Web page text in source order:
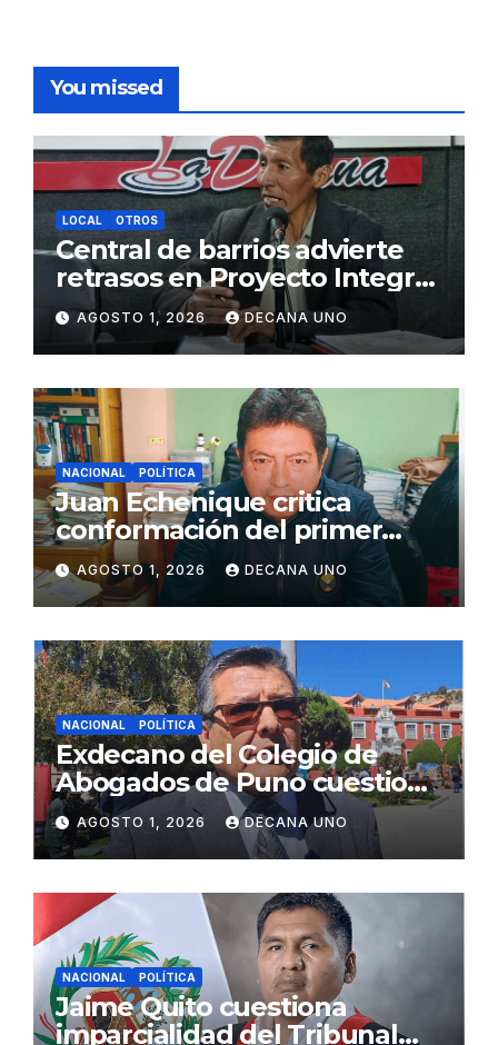
You missed
LOCAL OTROS
Central de barrios advierte
retrasos en Proyecto Integral
de Agua y Alcantarillado para
Juliaca
AGOSTO 1, 2026 DECANA UNO
NACIONAL POLÍTICA
Juan Echenique critica
conformación del primer
gabinete ministerial de Keiko
Fujimori
AGOSTO 1, 2026 DECANA UNO
NACIONAL POLÍTICA
Exdecano del Colegio de
Abogados de Puno cuestiona
propuestas sobre seguridad
ciudadana
AGOSTO 1, 2026 DECANA UNO
NACIONAL POLÍTICA
Jaime Quito cuestiona
imparcialidad del Tribunal